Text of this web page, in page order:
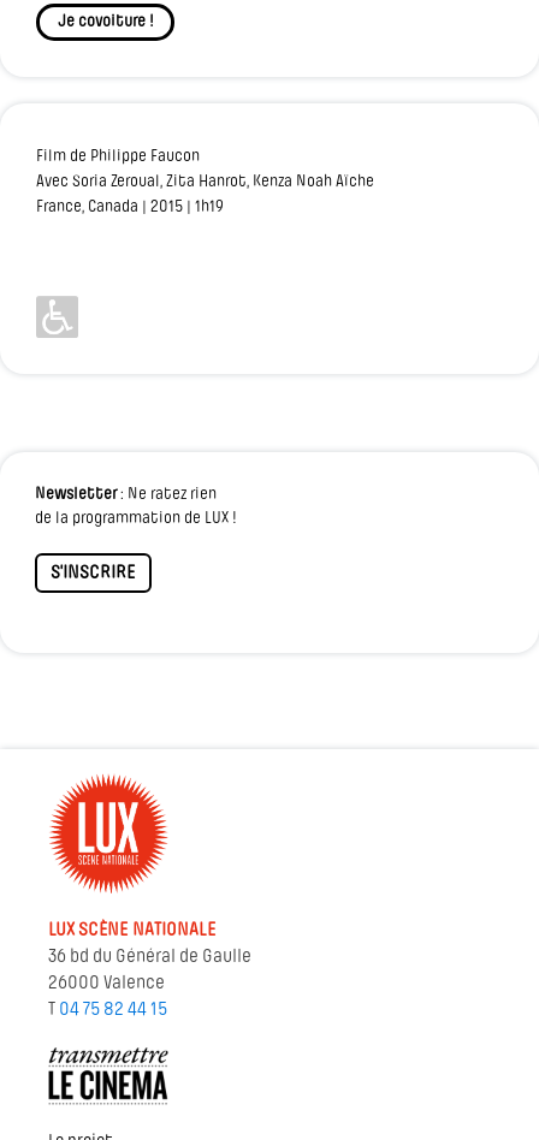
Je covoiture !
Film de Philippe Faucon
Avec Soria Zeroual, Zita Hanrot, Kenza Noah Aïche
France, Canada | 2015 | 1h19
Newsletter: Ne ratez rien
de la programmation de LUX !
S'INSCRIRE
LUX SCÈNE NATIONALE
36 bd du Général de Gaulle
26000 Valence
T 04 75 82 44 15